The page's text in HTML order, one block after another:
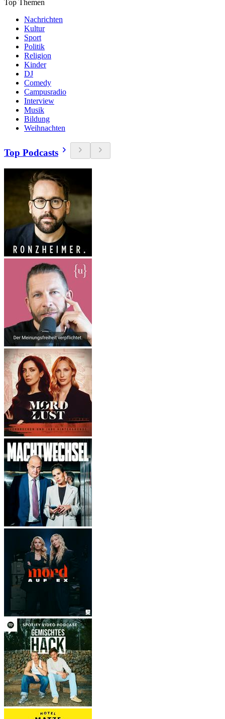
Top Themen
Nachrichten
Kultur
Sport
Politik
Religion
Kinder
DJ
Comedy
Campusradio
Interview
Musik
Bildung
Weihnachten
Top Podcasts